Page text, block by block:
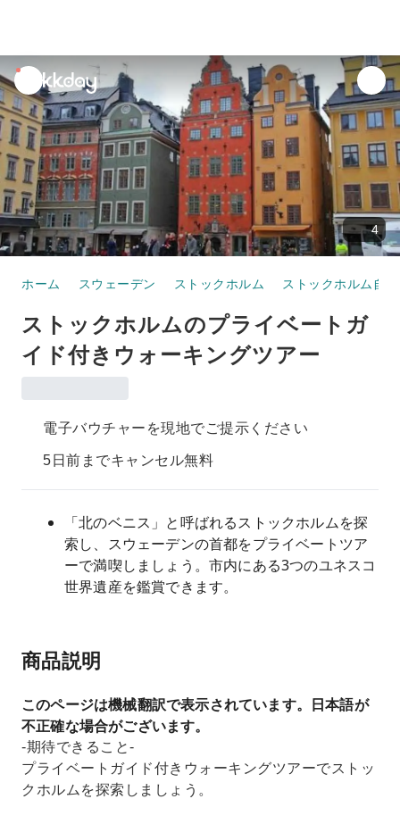
unread
notifications
4
ホーム スウェーデン ストックホルム ストックホルム自
ストックホルムのプライベートガ
イド付きウォーキングツアー
電子バウチャーを現地でご提示ください
5日前までキャンセル無料
「北のベニス」と呼ばれるストックホルムを探
索し、スウェーデンの首都をプライベートツア
ーで満喫しましょう。市内にある3つのユネスコ
世界遺産を鑑賞できます。
商品説明
このページは機械翻訳で表示されています。日本語が
不正確な場合がございます。
-期待できること-
プライベートガイド付きウォーキングツアーでストッ
クホルムを探索しましょう。